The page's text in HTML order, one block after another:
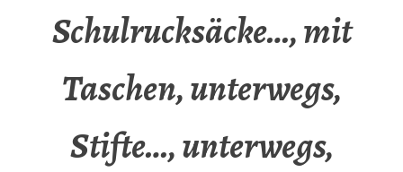
Schulrucksäcke…, mit
Taschen, unterwegs,
Stifte…, unterwegs,